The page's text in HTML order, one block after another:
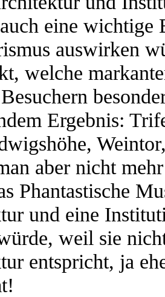
eine
auswirken
welche
Ergebnis:
aber nicht
Phantastische
und eine
weil sie
entspricht, ja